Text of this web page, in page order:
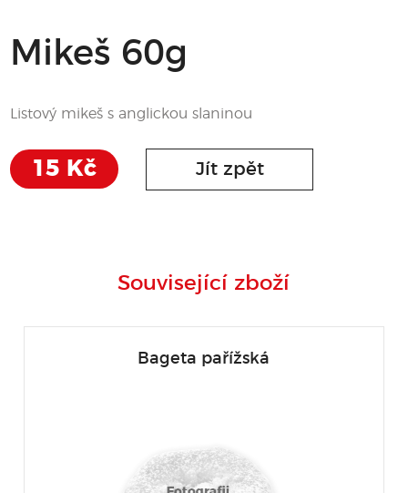
Mikeš 60g
Listový mikeš s anglickou slaninou
15 Kč Jít zpět
Související zboží
Bageta pařížská